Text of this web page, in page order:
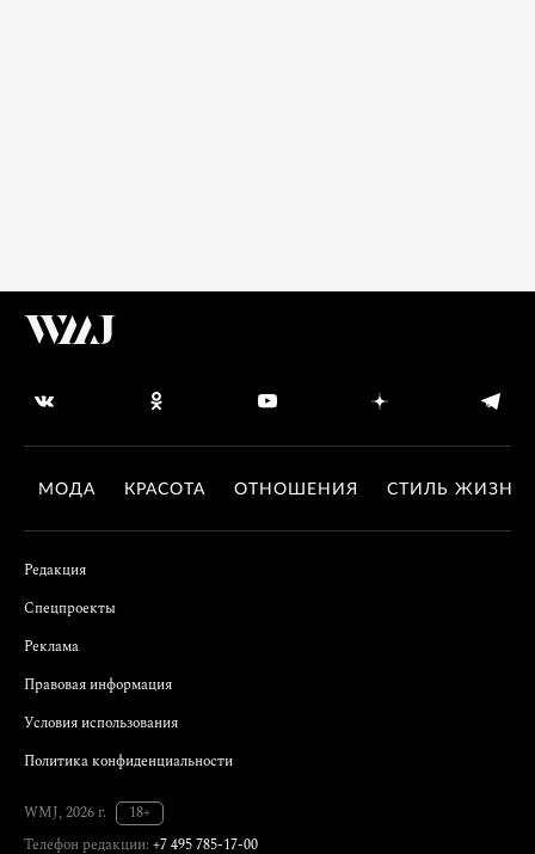
МОДА КРАСОТА ОТНОШЕНИЯ СТИЛЬ ЖИЗНИ
Редакция
Спецпроекты
Реклама
Правовая информация
Условия использования
Политика конфиденциальности
WMJ, 2026 г.
18+
Телефон редакции: +7 495 785-17-00